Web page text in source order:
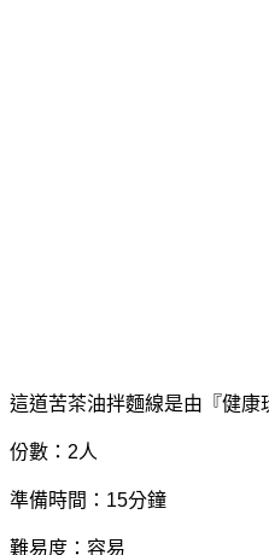
這道苦茶油拌麵線是由『健康
份數：2人
準備時間：15分鐘
難易度：容易